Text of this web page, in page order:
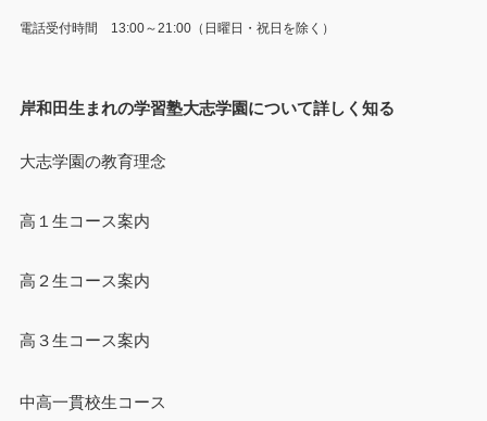
電話受付時間 13:00～21:00（日曜日・祝日を除く）
岸和田生まれの学習塾大志学園について詳しく知る
大志学園の教育理念
高１生コース案内
高２生コース案内
高３生コース案内
中高一貫校生コース